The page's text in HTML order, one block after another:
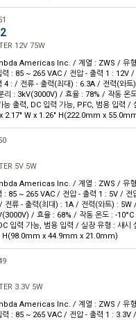
12V 75W
Americas Inc. / 계열 : ZWS / 유형
: 85 ~ 265 VAC / 전압 - 출력 1 : 12V
4 : / 전류 - 출력(최대) : 6.3A / 전력(와
리 : 3kV(3000V) / 효율 : 78% / 작동 온
능 출력, DC 입력 가능, PFC, 범용 입력 /
2.17" W x 1.26" H(222.0mm x
5V 5W
Americas Inc. / 계열 : ZWS / 유형
: 85 ~ 265 VAC / 전압 - 출력 1 : 5V / 전
전류 - 출력(최대) : 1A / 전력(와트) : 5W
/ 효율 : 68% / 작동 온도 : -
입력 가능, 범용 입력 / 실장 유형 : 섀
H(98.0mm x 44.9mm x 21.0mm)
3.3V 5W
Americas Inc. / 계열 : ZWS / 유형
력 : 85 ~ 265 VAC / 전압 - 출력 1 : 3.3V